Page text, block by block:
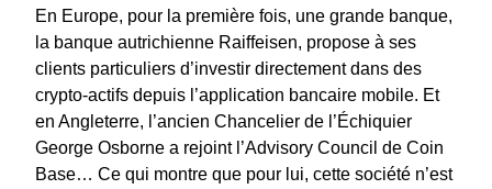
En Europe, pour la première fois, une grande banque,
la banque autrichienne Raiffeisen, propose à ses
clients particuliers d’investir directement dans des
crypto-actifs depuis l’application bancaire mobile. Et
en Angleterre, l’ancien Chancelier de l’Échiquier
George Osborne a rejoint l’Advisory Council de Coin
Base… Ce qui montre que pour lui, cette société n’est